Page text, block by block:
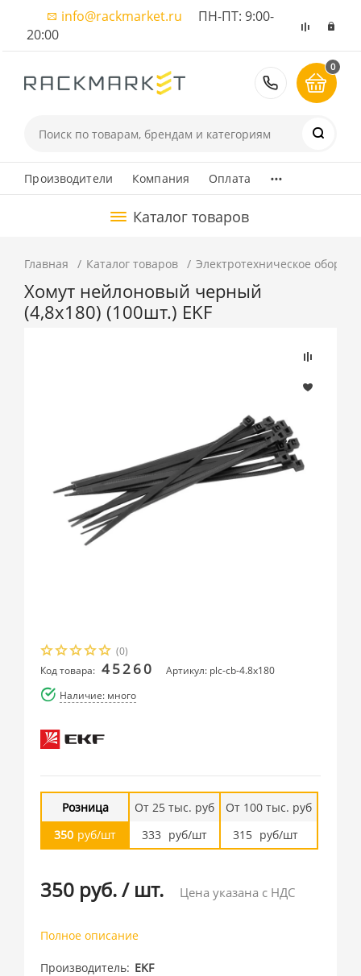
info@rackmarket.ru ПН-ПТ: 9:00-
20:00
8 (495)
0
Производители Компания Оплата ...
Каталог товаров
Главная Каталог товаров Электротехническое
Хомут нейлоновый черный
(4,8х180) (100шт.) EKF
(0)
Код товара: 45260
Артикул: plc-cb-4.8x180
Наличие: много
Розница
350 руб/шт
От 25 тыс. руб
333 руб/шт
От 100 тыс. руб
315 руб/шт
350 руб./ шт. Цена указана с НДС
Полное описание
Производитель EKF